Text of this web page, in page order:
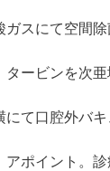
スにて空間除
ービンを次
て口腔外バキ
ポイント。診